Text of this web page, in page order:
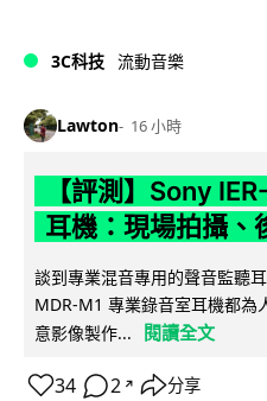
3C科技 流動音樂
Lawton 16 小時
【評測】Sony
耳機：現場拍攝、
談到專業混音專用的聲音監聽
MDR-M1 專業錄音室耳機都為
意影像製作...
閱讀全文
34 2 ↗ 分享